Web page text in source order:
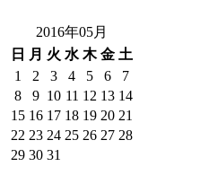
2016年05月
日
月 火 水 木 金 土
1
2 3 4 5 6
7
8
9 10 11 12 13 14
15 16 17 18 19 20 21
22 23 24 25 26 27 28
29 30 31